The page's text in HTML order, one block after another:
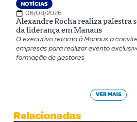
NOTÍCIAS
06/08/2026
Alexandre Rocha realiza palestra
da liderança em Manaus
O executivo retorna à Manaus a
empresas para realizar evento
formação de gestores
VER MAIS
Relacionadas